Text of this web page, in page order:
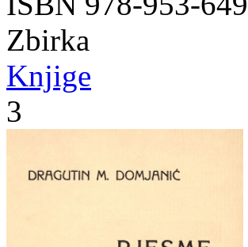
Zbirka
Knjige
3